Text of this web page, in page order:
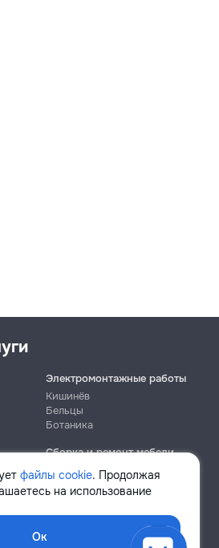
файлы cookie. Продолжая
на использование
Ок
Электромонтажные работы
Кишинёв
Бельцы
Ботаника
Сборка и ремонт мебели
Кишинёв
Ботаника